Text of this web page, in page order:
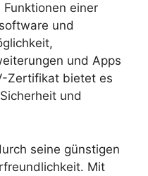
einer
und
und Apps
Zertifikat bietet es
und
seine günstigen
Mit